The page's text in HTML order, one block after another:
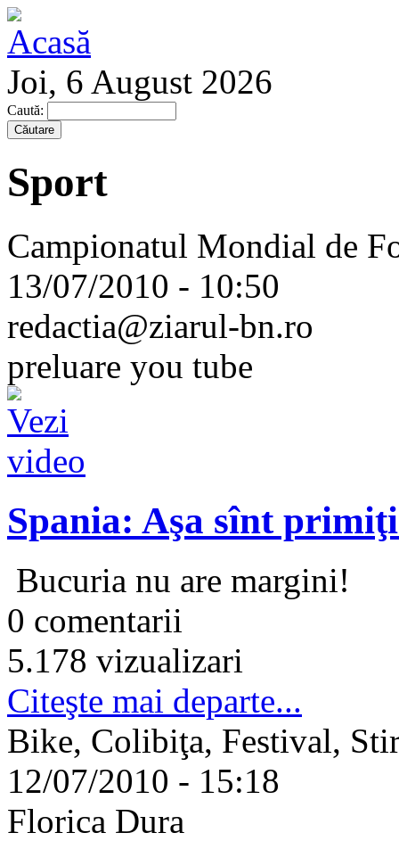
Joi, 6 August 2026
Caută:
Sport
Campionatul Mondial de
13/07/2010 - 10:50
redactia@ziarul-bn.ro
preluare you tube
Spania: Aşa sînt
Bucuria nu are margini!
0 comentarii
5.178 vizualizari
Citeşte mai departe...
Bike, Colibiţa, Festival,
12/07/2010 - 15:18
Florica Dura